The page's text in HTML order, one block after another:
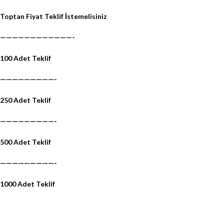
Toptan Fiyat Teklif İstemelisiniz
————————————-
100 Adet Teklif
—————————-
250 Adet Teklif
—————————-
500 Adet Teklif
—————————-
1000 Adet Teklif